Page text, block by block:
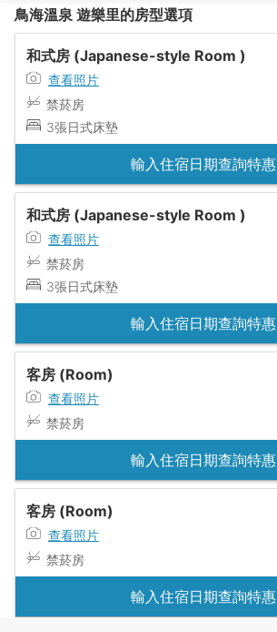
鳥海溫泉 遊樂里的房型選項
和式房 (Japanese-style Room )
查看照片
禁菸房
3張日式床墊
輸入住宿日期查詢特惠
和式房 (Japanese-style Room )
查看照片
禁菸房
3張日式床墊
輸入住宿日期查詢特惠
客房 (Room)
查看照片
禁菸房
輸入住宿日期查詢特惠
客房 (Room)
查看照片
禁菸房
輸入住宿日期查詢特惠